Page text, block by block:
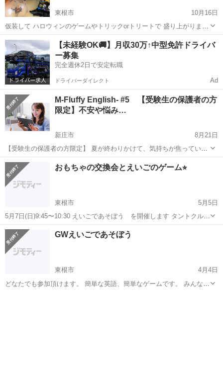
東根市
10月16日
仮装して ハロウィンのゲームやトリックorトリートで 盛り上がりまし
ょう。 対象 小学生 幼児可 参加費 500円 東根は700円 10月27日
金 村山 満員御礼 10月28日土 大石田 こえのくら ...
山形 東根市 育児 ハロウィン
【未経験OK🚚】月収30万↑中型免許ドライバ
ー募集
完全週休2日で安定転職
ドライバーダイレクト Ad
M-Fluffy English- #5 【受験生の保護者の方
限定】不安や悩み…
新庄市
8月21日
【受験生の保護者の方限定】 夏が終わりかけて、気持ちが焦っている
保護者の方も増えてくると思います。学校や塾の先生にも相談はされ
ていると思いますが、本当にそれでいいのかな、と不安を持っている
山形 English
おもちゃの交換会とえいごのゲーム⭐︎
東根市
5月5日
5月7日(日)9:45〜10:30 えいごであそぼう を開催します タントクルセ
ンター二階和室 会費 一人500円 対象 幼児、小学生 当日はおもちゃ
の交換も開催します。 利用しなくなったおも...
山形 育児 えいごであそぼ
GWえいごであそぼう
東根市
4月4日
どなたでも参加頂けます。 簡単な英語、簡単なゲームです。 みんなで